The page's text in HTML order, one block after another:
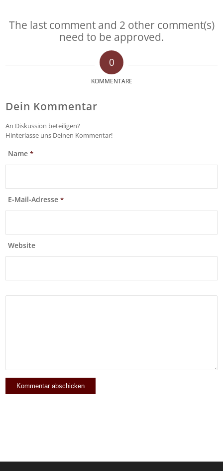
The last comment and 2 other comment(s)
need to be approved.
0
KOMMENTARE
Dein Kommentar
An Diskussion beteiligen?
Hinterlasse uns Deinen Kommentar!
Name*
E-Mail-Adresse*
Website